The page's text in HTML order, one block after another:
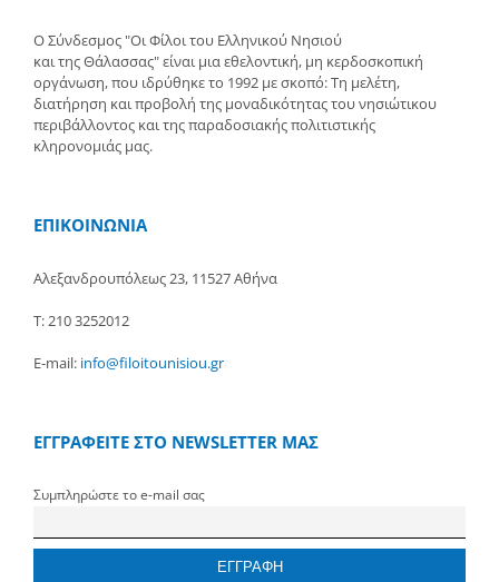
Ο Σύνδεσμος "Οι Φίλοι του Ελληνικού Νησιού
και της Θάλασσας" είναι μια εθελοντική, μη κερδοσκοπική
οργάνωση, που ιδρύθηκε το 1992 με σκοπό: Τη μελέτη,
διατήρηση και προβολή της μοναδικότητας του νησιώτικου
περιβάλλοντος και της παραδοσιακής πολιτιστικής
κληρονομιάς μας.
ΕΠΙΚΟΙΝΩΝΙΑ
Αλεξανδρουπόλεως 23, 11527 Αθήνα
Τ: 210 3252012
E-mail: info@filoitounisiou.gr
ΕΓΓΡΑΦΕΙΤΕ ΣΤΟ NEWSLETTER ΜΑΣ
Συμπληρώστε το e-mail σας